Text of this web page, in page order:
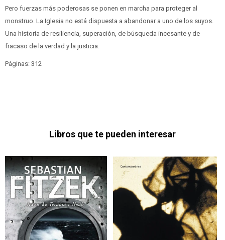
Pero fuerzas más poderosas se ponen en marcha para proteger al
monstruo. La Iglesia no está dispuesta a abandonar a uno de los suyos.
Una historia de resiliencia, superación, de búsqueda incesante y de
fracaso de la verdad y la justicia.
Páginas: 312
Libros que te pueden interesar